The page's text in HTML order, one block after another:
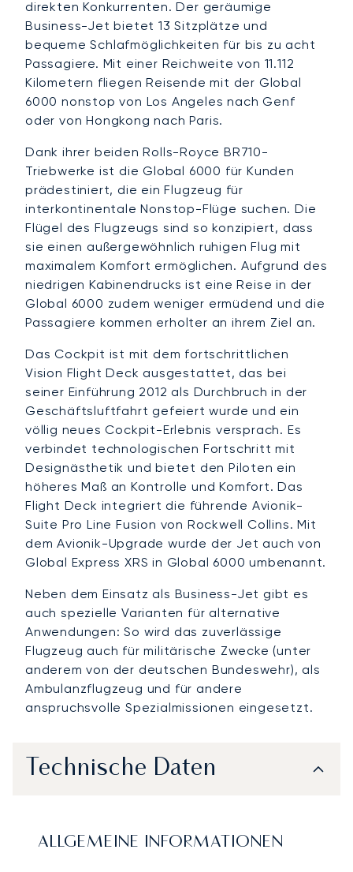
direkten Konkurrenten. Der geräumige
Business-Jet bietet 13 Sitzplätze und
bequeme Schlafmöglichkeiten für bis zu acht
Passagiere. Mit einer Reichweite von 11.112
Kilometern fliegen Reisende mit der Global
6000 nonstop von Los Angeles nach Genf
oder von Hongkong nach Paris.
Dank ihrer beiden Rolls-Royce BR710-
Triebwerke ist die Global 6000 für Kunden
prädestiniert, die ein Flugzeug für
interkontinentale Nonstop-Flüge suchen. Die
Flügel des Flugzeugs sind so konzipiert, dass
sie einen außergewöhnlich ruhigen Flug mit
maximalem Komfort ermöglichen. Aufgrund des
niedrigen Kabinendrucks ist eine Reise in der
Global 6000 zudem weniger ermüdend und die
Passagiere kommen erholter an ihrem Ziel an.
Das Cockpit ist mit dem fortschrittlichen
Vision Flight Deck ausgestattet, das bei
seiner Einführung 2012 als Durchbruch in der
Geschäftsluftfahrt gefeiert wurde und ein
völlig neues Cockpit-Erlebnis versprach. Es
verbindet technologischen Fortschritt mit
Designästhetik und bietet den Piloten ein
höheres Maß an Kontrolle und Komfort. Das
Flight Deck integriert die führende Avionik-
Suite Pro Line Fusion von Rockwell Collins. Mit
dem Avionik-Upgrade wurde der Jet auch von
Global Express XRS in Global 6000 umbenannt.
Neben dem Einsatz als Business-Jet gibt es
auch spezielle Varianten für alternative
Anwendungen: So wird das zuverlässige
Flugzeug auch für militärische Zwecke (unter
anderem von der deutschen Bundeswehr), als
Ambulanzflugzeug und für andere
anspruchsvolle Spezialmissionen eingesetzt.
Technische Daten
ALLGEMEINE INFORMATIONEN